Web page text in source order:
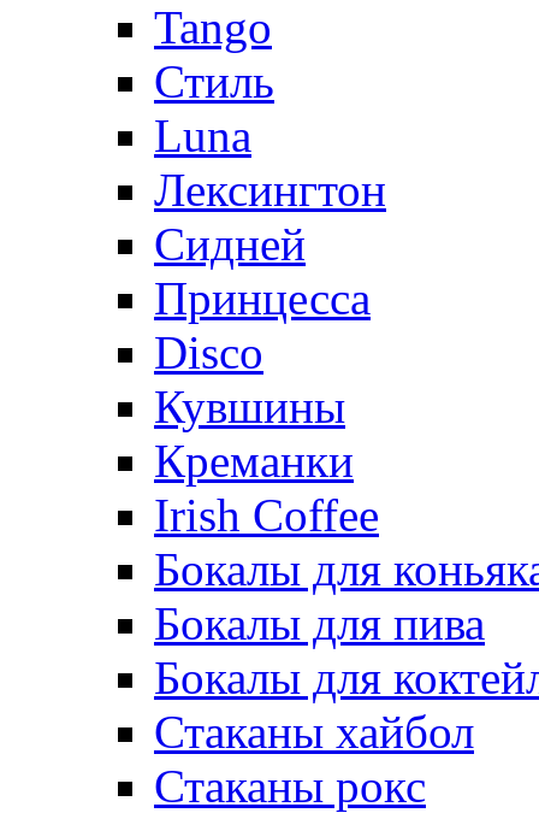
Tango
Стиль
Luna
Лексингтон
Сидней
Принцесса
Disco
Кувшины
Креманки
Irish Coffee
Бокалы для
Бокалы для пива
Бокалы для
Стаканы хайбол
Стаканы рокс